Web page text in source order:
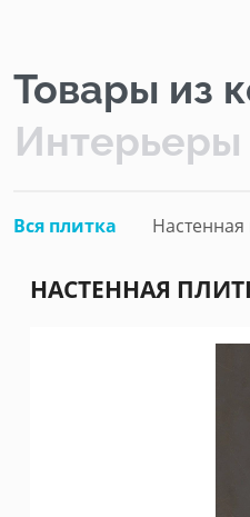
Товары из
Интерьеры
Вся плитка Настенная
НАСТЕННАЯ